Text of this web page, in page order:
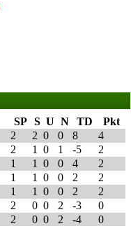
SP S U N TD
Pkt
2 2 0 0 8
4
2 1 0 1 -5
2
1 1 0 0 4
2
1 1 0 0 2
2
1 1 0 0 2
2
2 0 0 2 -3
0
2 0 0 2 -4
0